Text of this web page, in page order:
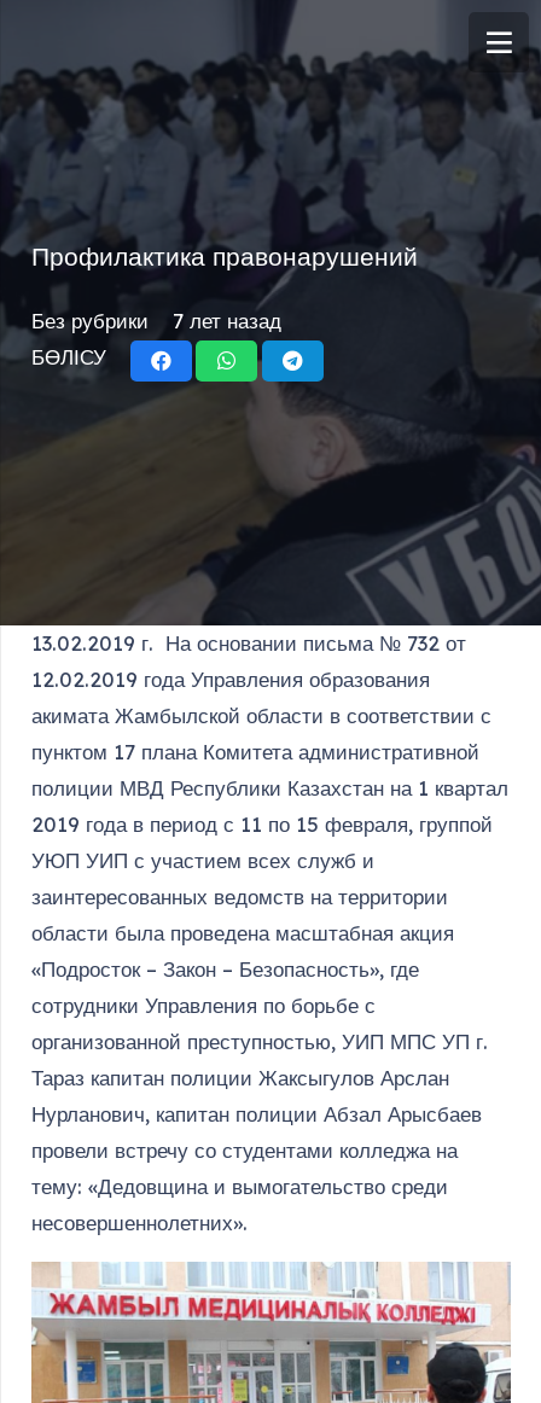
Профилактика правонарушений
Без рубрики
7 лет назад
БӨЛІСУ
13.02.2019 г. На основании письма № 732 от
12.02.2019 года Управления образования
акимата Жамбылской области в соответствии с
пунктом 17 плана Комитета административной
полиции МВД Республики Казахстан на 1 квартал
2019 года в период с 11 по 15 февраля, группой
УЮП УИП с участием всех служб и
заинтересованных ведомств на территории
области была проведена масштабная акция
«Подросток – Закон – Безопасность», где
сотрудники Управления по борьбе с
организованной преступностью, УИП МПС УП г.
Тараз капитан полиции Жаксыгулов Арслан
Нурланович, капитан полиции Абзал Арысбаев
провели встречу со студентами колледжа на
тему: «Дедовщина и вымогательство среди
несовершеннолетних».